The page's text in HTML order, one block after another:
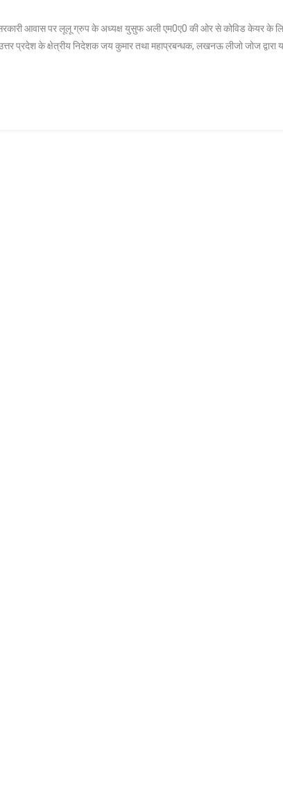
आवास पर लूलू ग्रुप के अध्यक्ष युसुफ अली एम0ए0 की ओर से कोविड केयर के
प्रदेश के क्षेत्रीय निदेशक जय कुमार तथा महाप्रबन्धक, लखनऊ लीजो जोज द्वारा